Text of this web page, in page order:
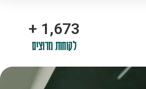
2,100
+
לקוחות מרוצים